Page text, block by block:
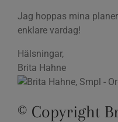
Jag hoppas mina
enklare vardag!
Hälsningar,
Brita Hahne
© Copyright